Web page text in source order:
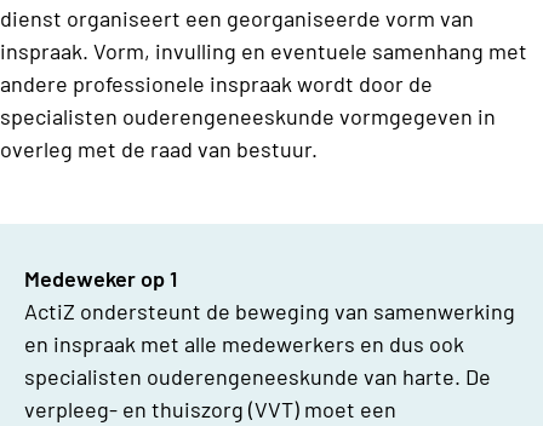
dienst organiseert een georganiseerde vorm van
inspraak. Vorm, invulling en eventuele samenhang met
andere professionele inspraak wordt door de
specialisten ouderengeneeskunde vormgegeven in
overleg met de raad van bestuur.
Medeweker op 1
ActiZ ondersteunt de beweging van samenwerking
en inspraak met alle medewerkers en dus ook
specialisten ouderengeneeskunde van harte. De
verpleeg- en thuiszorg (VVT) moet een